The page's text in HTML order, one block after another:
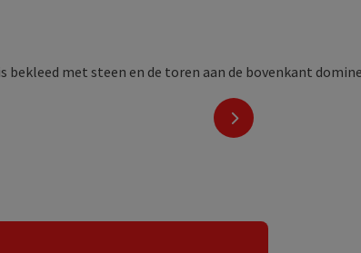
nächstes Element